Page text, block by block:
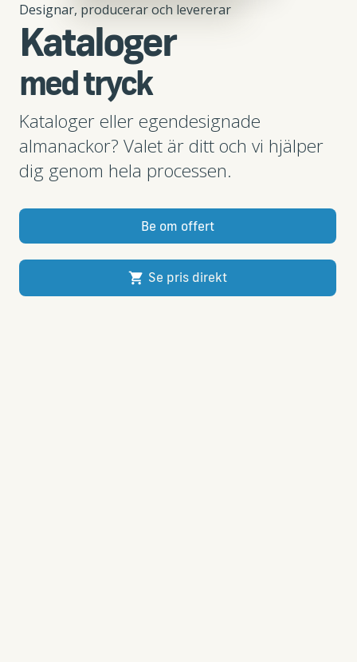
Designar, producerar och levererar
Kataloger
med tryck
Kataloger eller egendesignade
almanackor? Valet är ditt och vi hjälper
dig genom hela processen.
Be om offert
Se pris direkt